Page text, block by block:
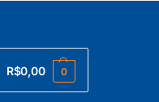
R$0,00 0